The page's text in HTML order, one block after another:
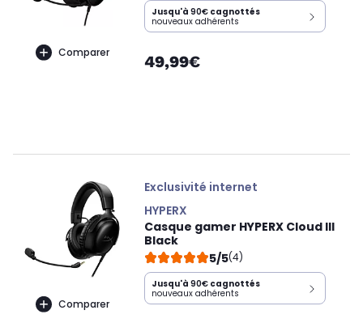
Comparer
Jusqu'à 90€ cagnottés
nouveaux adhérents
49,99€
Comparer
Exclusivité internet
HYPERX
Casque gamer HYPERX Cloud III
Black
5/5(4)
Jusqu'à 90€ cagnottés
nouveaux adhérents